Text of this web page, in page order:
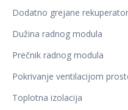
Dodatno grejane
Dužina radnog modula
Prečnik radnog modula
Pokrivanje ventilacijom
Toplotna izolacija